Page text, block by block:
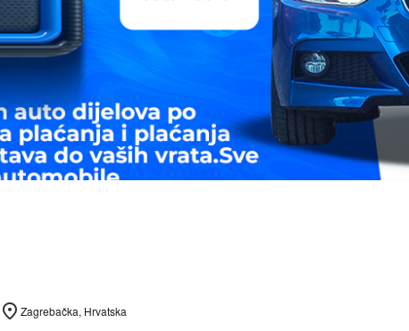
Zagrebačka, Hrvatska